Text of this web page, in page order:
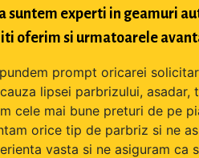
suntem experti in geamuri
iti oferim si urmatoarele
prompt oricarei
lipsei parbrizului,
cele mai bune preturi de pe
orice tip de parbriz si ne
vasta si ne asiguram ca